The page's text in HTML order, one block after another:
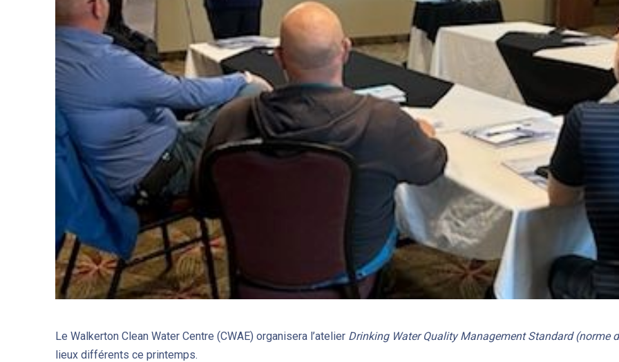
Le Walkerton Clean Water Centre (CWAE) organisera l’atelier Drinking Water Quality Management Standard (norme
lieux différents ce printemps.
PREVIOUS